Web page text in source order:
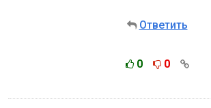
Ответить
0 0